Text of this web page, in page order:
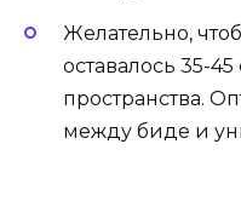
Желательно,
оставалось 35-
пространства.
между биде и